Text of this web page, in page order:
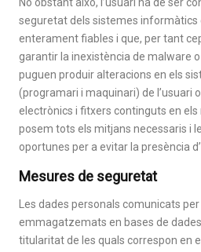
No obstant això, l’usuari ha de ser
seguretat dels sistemes informàtics
enterament fiables i que, per tant
garantir la inexistència de malware
puguen produir alteracions en els
(programari i maquinari) de l’usuari
electrònics i fitxers continguts en
posem tots els mitjans necessaris i
oportunes per a evitar la presència
Mesures de seguretat
Les dades personals comunicats per
emmagatzemats en bases de
titularitat de les quals correspon en